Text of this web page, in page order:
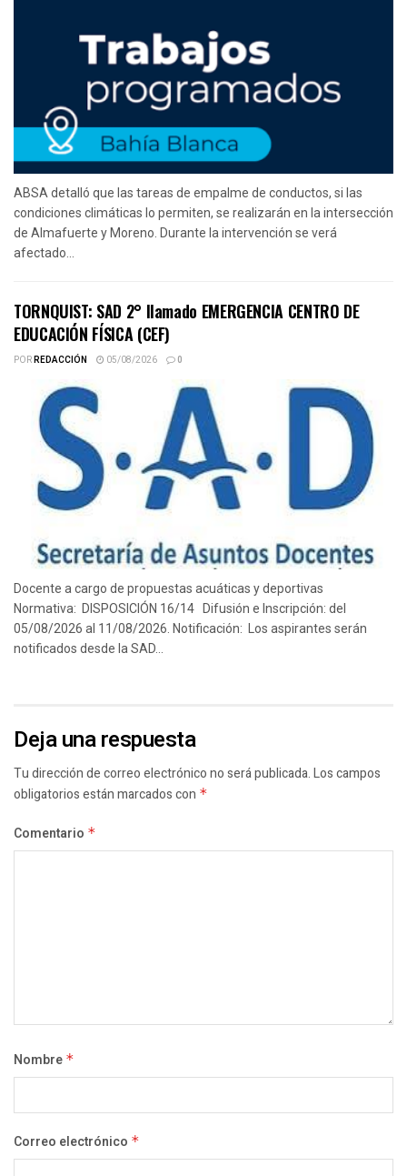
ABSA detalló que las tareas de empalme de conductos, si las
condiciones climáticas lo permiten, se realizarán en la intersección
de Almafuerte y Moreno. Durante la intervención se verá
afectado...
TORNQUIST: SAD 2° llamado EMERGENCIA CENTRO DE
EDUCACIÓN FÍSICA (CEF)
PORREDACCIÓN 05/08/2026 0
Docente a cargo de propuestas acuáticas y deportivas
Normativa: DISPOSICIÓN 16/14 Difusión e Inscripción: del
05/08/2026 al 11/08/2026. Notificación: Los aspirantes serán
notificados desde la SAD...
Deja una respuesta
Tu dirección de correo electrónico no será publicada.Los campos
obligatorios están marcados con *
Comentario *
Nombre *
Correo electrónico *